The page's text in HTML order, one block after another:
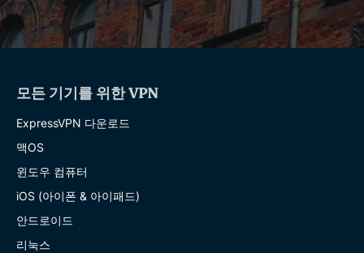
모든 기기를 위한 VPN
ExpressVPN 다운로드
맥OS
윈도우 컴퓨터
iOS (아이폰 & 아이패드)
안드로이드
리눅스